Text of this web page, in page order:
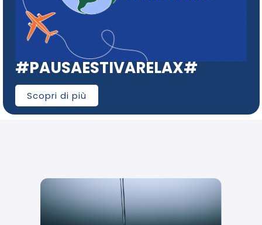
#PAUSAESTIVARELAX#
Scopri di più